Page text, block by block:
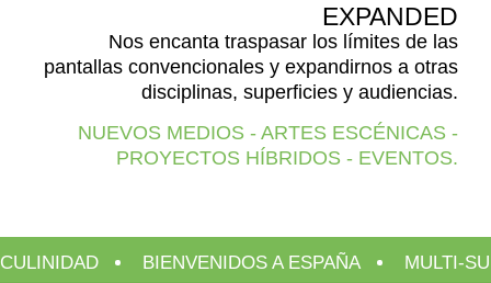
EXPANDED
Nos encanta traspasar los límites de las
pantallas convencionales y expandirnos a otras
disciplinas, superficies y audiencias.
NUEVOS MEDIOS - ARTES ESCÉNICAS -
PROYECTOS HÍBRIDOS - EVENTOS.
BIENVENIDOS A ESPAÑA MULTI-SURVIVOR